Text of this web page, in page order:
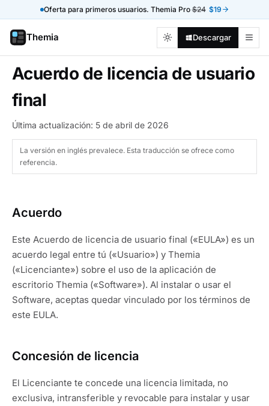
Oferta para primeros usuarios. Themia Pro$24 $19
Themia Descargar
Acuerdo de licencia de usuario
final
Última actualización: 5 de abril de 2026
La versión en inglés prevalece. Esta traducción se ofrece como
referencia.
Acuerdo
Este Acuerdo de licencia de usuario final («EULA») es un
acuerdo legal entre tú («Usuario») y Themia
(«Licenciante») sobre el uso de la aplicación de
escritorio Themia («Software»). Al instalar o usar el
Software, aceptas quedar vinculado por los términos de
este EULA.
Concesión de licencia
El Licenciante te concede una licencia limitada, no
exclusiva, intransferible y revocable para instalar y usar